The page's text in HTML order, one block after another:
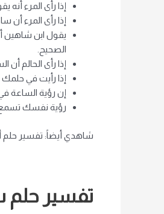
إذا رأى المرء
إذا رأى المرء
يقول ابن شاهين
الصحيح.
إذا رأى الحالم
إذا رأيت في
إن رؤية الساعة
رؤية نفسك تسمع
شاهدي أيضاً: تفسير حلم
تفسير حلم